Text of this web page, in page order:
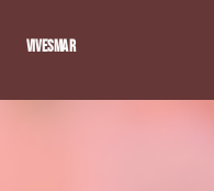
Vivesmar